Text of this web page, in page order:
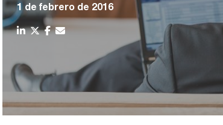
1 de febrero de 2016